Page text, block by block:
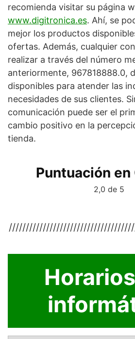
recomienda visitar su página
www.digitronica.es. Ahí, se
mejor los productos
ofertas. Además, cualquier
realizar a través del número
anteriormente, 967818888.0,
disponibles para atender las
necesidades de sus clientes.
comunicación puede ser el
cambio positivo en la
tienda.
Puntuación en
2,0 de 5